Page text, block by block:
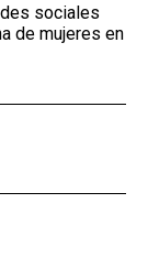
sociales
de mujeres en